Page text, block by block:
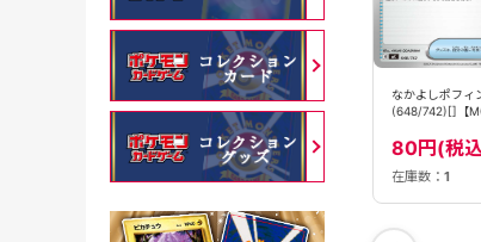
なかよしポフィン
(147/187)[]【SV8a】
80円(税込)
在庫数：55
なかよしポフィン
(648/742)[]【
80円(税
在庫数： 1